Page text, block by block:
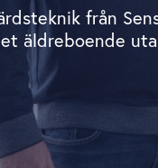
från
äldreboende